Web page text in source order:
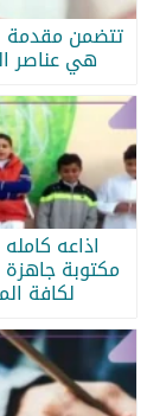
تتضمن مقدمة
هي عناصر
اذاعه
مكتوبة جاهزة
لكافة